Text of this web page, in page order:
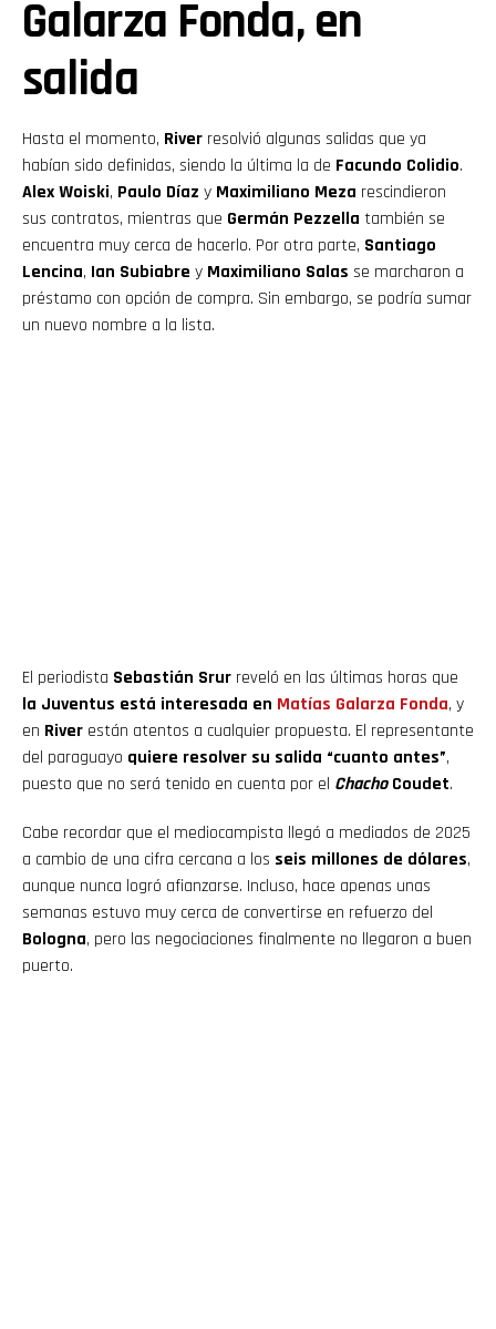
Galarza Fonda, en
salida
Hasta el momento, River resolvió algunas salidas que ya
habían sido definidas, siendo la última la de Facundo Colidio.
Alex Woiski, Paulo Díaz y Maximiliano Meza rescindieron
sus contratos, mientras que Germán Pezzella también se
encuentra muy cerca de hacerlo. Por otra parte, Santiago
Lencina, Ian Subiabre y Maximiliano Salas se marcharon a
préstamo con opción de compra. Sin embargo, se podría sumar
un nuevo nombre a la lista.
El periodista Sebastián Srur reveló en las últimas horas que
la Juventus está interesada en Matías Galarza Fonda, y
en River están atentos a cualquier propuesta. El representante
del paraguayo quiere resolver su salida “cuanto antes”,
puesto que no será tenido en cuenta por el ChachoCoudet.
Cabe recordar que el mediocampista llegó a mediados de 2025
a cambio de una cifra cercana a los seis millones de dólares,
aunque nunca logró afianzarse. Incluso, hace apenas unas
semanas estuvo muy cerca de convertirse en refuerzo del
Bologna, pero las negociaciones finalmente no llegaron a buen
puerto.